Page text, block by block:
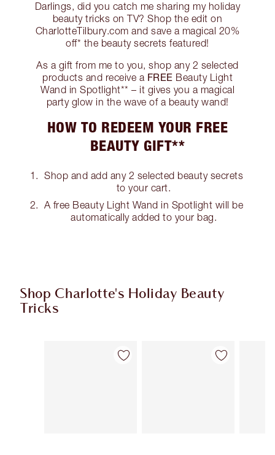
Darlings, did you catch me sharing my holiday
beauty tricks on TV? Shop the edit on
CharlotteTilbury.com and save a magical 20%
off* the beauty secrets featured!
As a gift from me to you, shop any 2 selected
products and receive a FREE Beauty Light
Wand in Spotlight** – it gives you a magical
party glow in the wave of a beauty wand!
HOW TO REDEEM YOUR FREE
BEAUTY GIFT**
Shop and add any 2 selected beauty secrets
to your cart.
A free Beauty Light Wand in Spotlight will be
automatically added to your bag.
Shop Charlotte's Holiday Beauty
Tricks
Artículo 1 de 8 Artículo 2 de 8